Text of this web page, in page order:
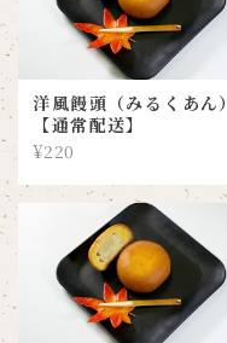
洋風饅頭（みるくあん）
【通常配送】
¥220